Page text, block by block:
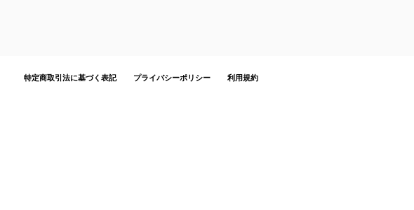
特定商取引法に基づく表記 プライバシーポリシー 利用規約